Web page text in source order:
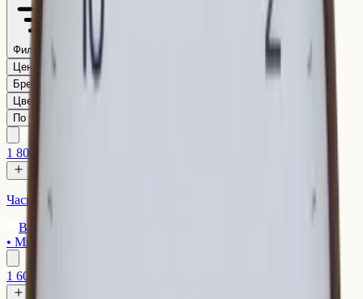
Фильтры
Цена
Бренд
Цвет
По умолчанию
1 800 ₽
Часы настенные MUID
Выбор Tray
• Минимализм
1 600 ₽